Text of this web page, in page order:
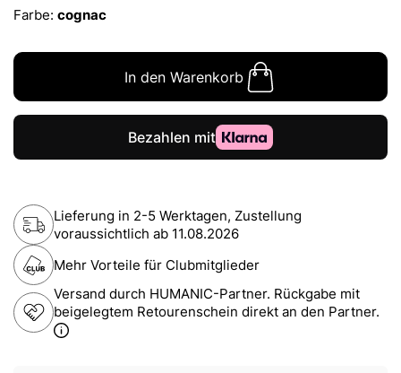
Farbe: cognac
In den Warenkorb
Lieferung in 2-5 Werktagen, Zustellung
voraussichtlich ab 11.08.2026
Mehr Vorteile für Clubmitglieder
Versand durch HUMANIC-Partner. Rückgabe mit
beigelegtem Retourenschein direkt an den Partner.